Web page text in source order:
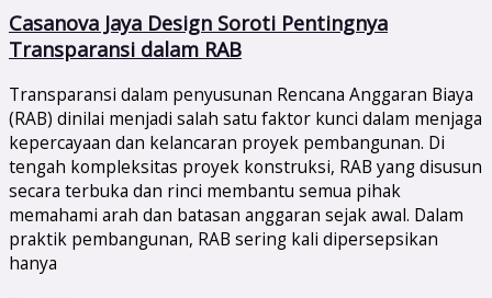
Casanova Jaya Design Soroti Pentingnya
Transparansi dalam RAB
Transparansi dalam penyusunan Rencana Anggaran Biaya
(RAB) dinilai menjadi salah satu faktor kunci dalam menjaga
kepercayaan dan kelancaran proyek pembangunan. Di
tengah kompleksitas proyek konstruksi, RAB yang disusun
secara terbuka dan rinci membantu semua pihak
memahami arah dan batasan anggaran sejak awal. Dalam
praktik pembangunan, RAB sering kali dipersepsikan
hanya